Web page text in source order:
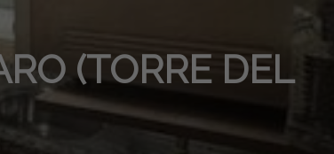
(TORRE DEL